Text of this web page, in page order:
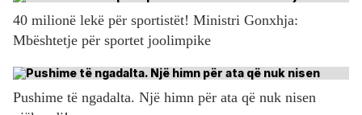
40 milionë lekë për sportistët! Ministri Gonxhja:
Mbështetje për sportet joolimpike
Pushime të ngadalta. Një himn për ata që nuk nisen